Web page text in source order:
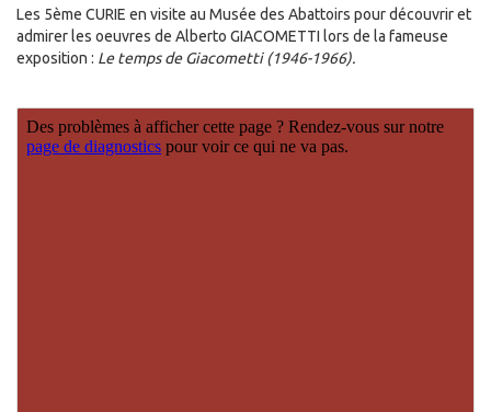
Les 5ème CURIE en visite au Musée des Abattoirs pour découvrir et
admirer les oeuvres de Alberto GIACOMETTI lors de la fameuse
exposition : Le temps de Giacometti (1946-1966).